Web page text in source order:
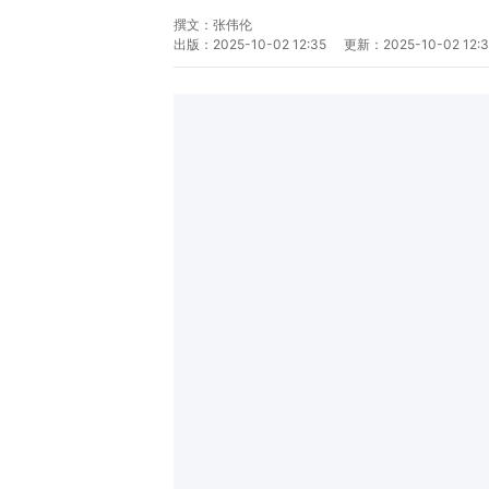
撰文： 张伟伦
出版： 2025-10-02 12:35 更新： 2025-10-02